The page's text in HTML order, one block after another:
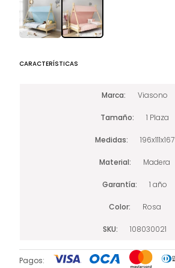
CARACTERÍSTICAS
Marca Viasono
Tamaño 1 Plaza
Medidas 196x111x167
Material Madera
Garantía 1 año
Color Rosa
SKU 108030021
Pagos: